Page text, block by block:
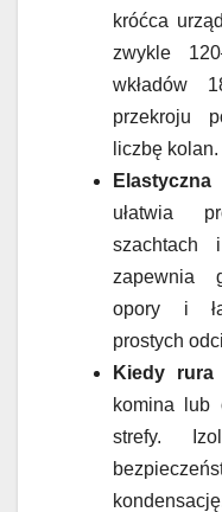
króćca
zwykle
wkładów
przekroju
liczbę kolan.
ułatwia
szachtach
zapewnia
opory i
prostych
Kiedy rura
komina lub
strefy.